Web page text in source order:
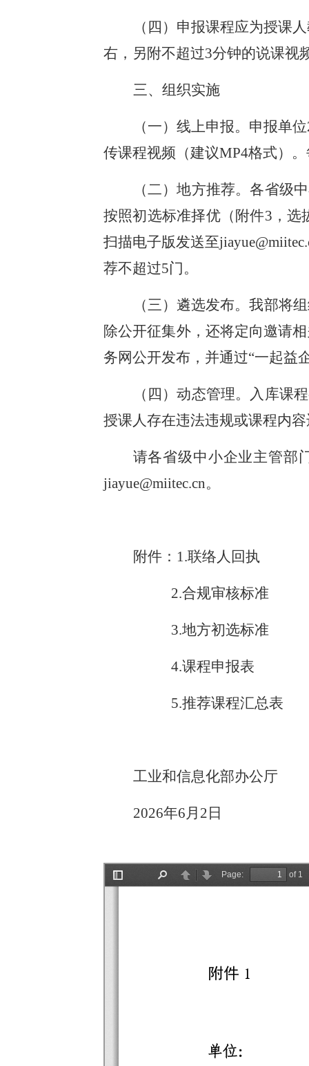
（四）申报课程应为授课
右，另附不超过3分钟的说课视
三、组织实施
（一）线上申报。申报单
传课程视频（建议MP4格式）
（二）地方推荐。各省级
按照初选标准择优（附件3，
扫描电子版发送至
荐不超过5门。
（三）遴选发布。我部将
除公开征集外，还将定向邀请
务网公开发布，并通过“一起益
（四）动态管理。入库课
授课人存在违法违规或课程内
请各省级中小企业主管部
jiayue@miitec.cn。
附件：1.联络人回执
2.合规审核标准
3.地方初选标准
4.课程申报表
5.推荐课程汇总表
工业和信息化部办公厅
2026年6月2日